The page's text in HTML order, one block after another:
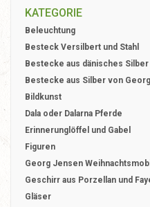
KATEGORIE
Beleuchtung
Besteck Versilbert und Stahl
Bestecke aus dänisches Silber
Bestecke aus Silber von
Bildkunst
Dala oder Dalarna Pferde
Erinnerunglöffel und Gabel
Figuren
Georg Jensen
Geschirr aus Porzellan und
Gläser